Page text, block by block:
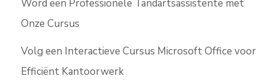
Word een Professionele Tandartsassistente met
Onze Cursus
Volg een Interactieve Cursus Microsoft Office voor
Efficiënt Kantoorwerk